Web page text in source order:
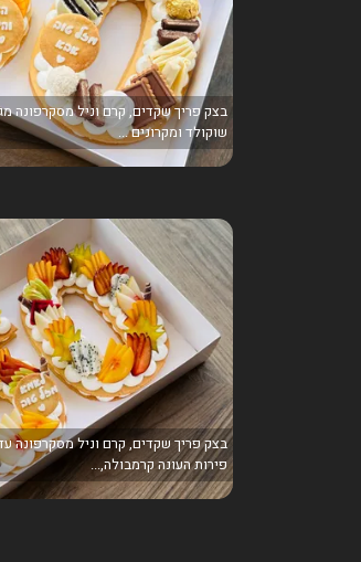
בצק פריך שקדים, קרם וניל מסקרפונה
שוקולד ומקרונים ...
בצק פריך שקדים, קרם וניל מסקרפונה
פירות העונה קרמבולה,...